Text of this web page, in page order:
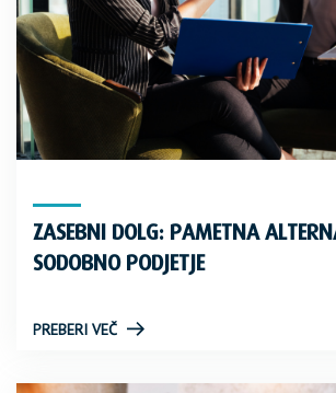
ZASEBNI DOLG: PAMETNA
SODOBNO PODJETJE
PREBERI VEČ